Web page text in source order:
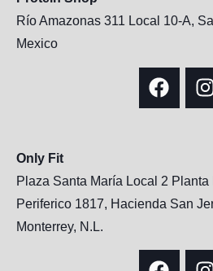
Río Amazonas 311 Local 10-A,
Mexico
Only Fit
Plaza Santa María Local 2 Planta
Periferico 1817, Hacienda San
Monterrey, N.L.